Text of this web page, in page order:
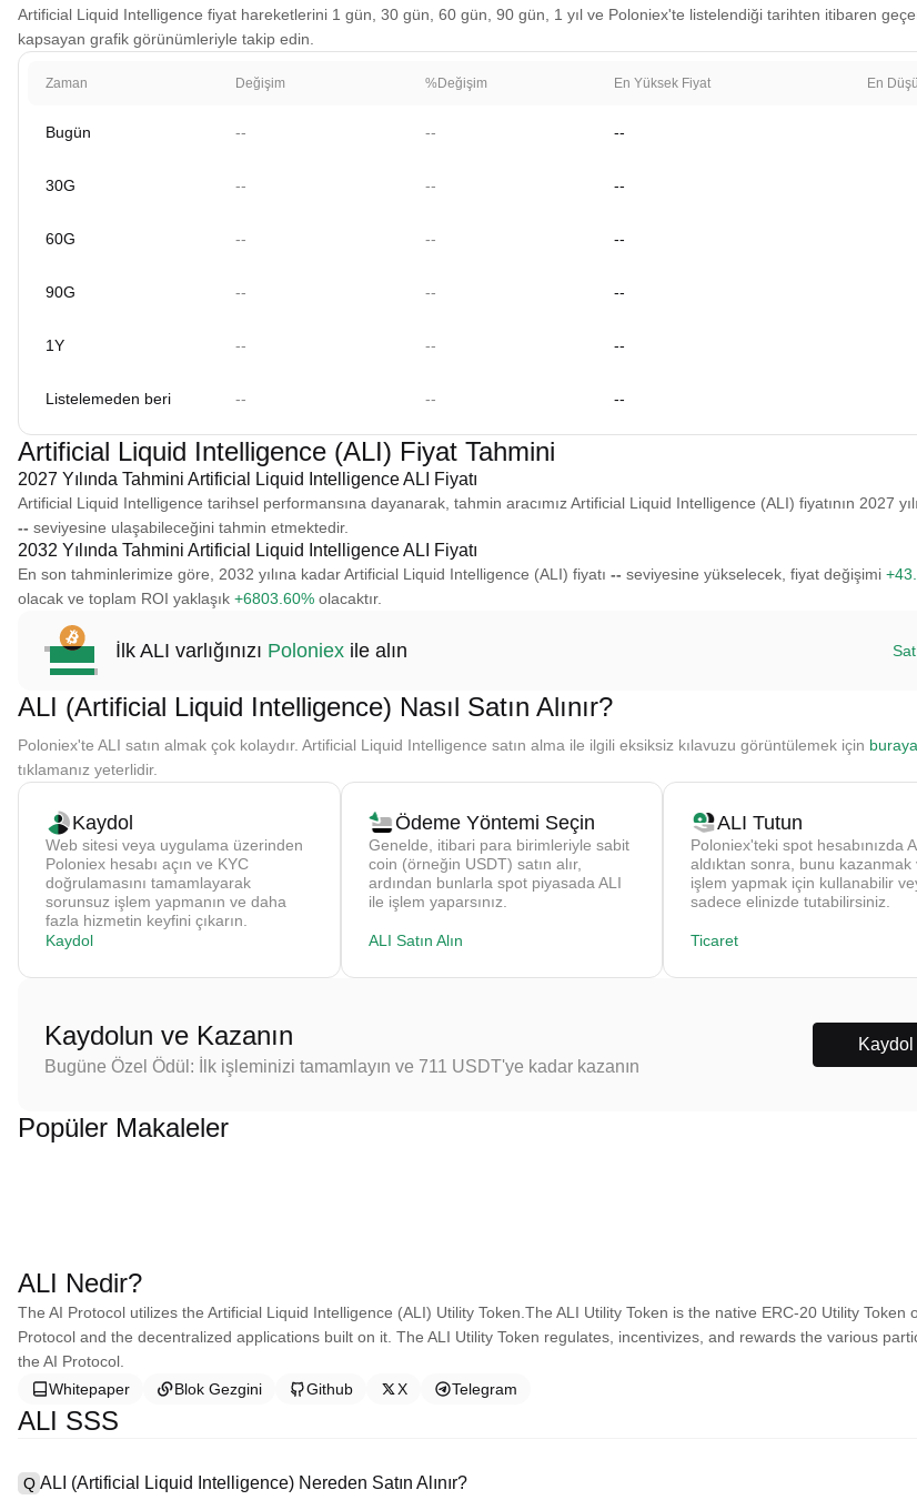
Artificial Liquid Intelligence fiyat hareketlerini 1 gün, 30 gün, 60 gün, 90 gün, 1 yıl ve Poloniex'te listelendiği tarihten itibaren
kapsayan grafik görünümleriyle takip edin.
Zaman Değişim %Değişim En Yüksek Fiyat En
Bugün -- -- --
30G -- -- --
60G -- -- --
90G -- -- --
1Y -- -- --
Listelemeden beri -- -- --
Artificial Liquid Intelligence (ALI) Fiyat Tahmini
2027 Yılında Tahmini Artificial Liquid Intelligence ALI Fiyatı
Artificial Liquid Intelligence tarihsel performansına dayanarak, tahmin aracımız Artificial Liquid Intelligence (ALI) fiyatının 2027
-- seviyesine ulaşabileceğini tahmin etmektedir.
2032 Yılında Tahmini Artificial Liquid Intelligence ALI Fiyatı
En son tahminlerimize göre, 2032 yılına kadar Artificial Liquid Intelligence (ALI) fiyatı -- seviyesine yükselecek, fiyat değişimi
olacak ve toplam ROI yaklaşık +6803.60% olacaktır.
İlk ALI varlığınızı Poloniex ile alın
ALI (Artificial Liquid Intelligence) Nasıl Satın Alınır?
Poloniex'te ALI satın almak çok kolaydır. Artificial Liquid Intelligence satın alma ile ilgili eksiksiz kılavuzu görüntülemek için buraya
tıklamanız yeterlidir.
Kaydol
Web sitesi veya uygulama üzerinden
Poloniex hesabı açın ve KYC
doğrulamasını tamamlayarak
sorunsuz işlem yapmanın ve daha
fazla hizmetin keyfini çıkarın.
Kaydol
Ödeme Yöntemi Seçin
Genelde, itibari para birimleriyle sabit
coin (örneğin USDT) satın alır,
ardından bunlarla spot piyasada ALI
ile işlem yaparsınız.
ALI Satın Alın
ALI Tutun
Poloniex'teki spot hesabınızda
aldıktan sonra, bunu kazanmak
işlem yapmak için kullanabilir
sadece elinizde tutabilirsiniz.
Ticaret
Kaydolun ve Kazanın
Bugüne Özel Ödül: İlk işleminizi tamamlayın ve 711 USDT'ye kadar kazanın
Kaydol
Popüler Makaleler
ALI Nedir?
The AI Protocol utilizes the Artificial Liquid Intelligence (ALI) Utility Token.The ALI Utility Token is the native ERC-20 Utility Token
Protocol and the decentralized applications built on it. The ALI Utility Token regulates, incentivizes, and rewards the various
the AI Protocol.
Whitepaper
Blok Gezgini Github X Telegram
ALI SSS
Q ALI (Artificial Liquid Intelligence) Nereden Satın Alınır?